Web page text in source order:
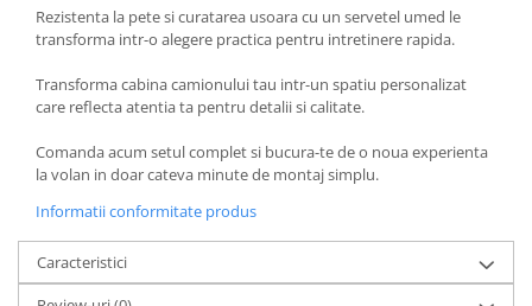
Vopsitorie, Chituri si Adezivi
Curatare si Detailing Exterior
Articole Auto Sezoniere
Cabluri Pornire
Rezistenta la pete si curatarea usoara cu un servetel umed le
transforma intr-o alegere practica pentru intretinere rapida.
Transforma cabina camionului tau intr-un spatiu personalizat
care reflecta atentia ta pentru detalii si calitate.
Comanda acum setul complet si bucura-te de o noua experienta
la volan in doar cateva minute de montaj simplu.
Informatii conformitate produs
Caracteristici